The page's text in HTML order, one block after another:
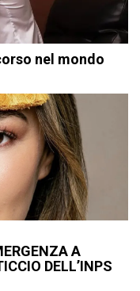
nel mondo
A
DELL’INPS